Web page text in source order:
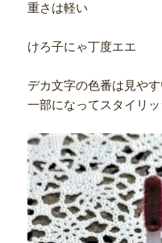
重さは軽い
けろ子にゃ丁度エエ
デカ文字の色番は見や
一部になってスタイリ